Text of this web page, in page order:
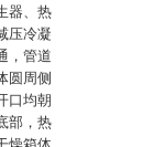
器、热
压冷凝
，管道
圆周侧
口均朝
部，热